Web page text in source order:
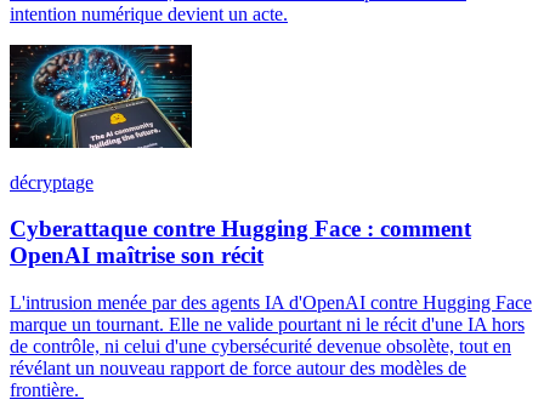
intention numérique devient un acte.
décryptage
Cyberattaque contre Hugging Face : comment
OpenAI maîtrise son récit
L'intrusion menée par des agents IA d'OpenAI contre Hugging Face
marque un tournant. Elle ne valide pourtant ni le récit d'une IA hors
de contrôle, ni celui d'une cybersécurité devenue obsolète, tout en
révélant un nouveau rapport de force autour des modèles de
frontière.